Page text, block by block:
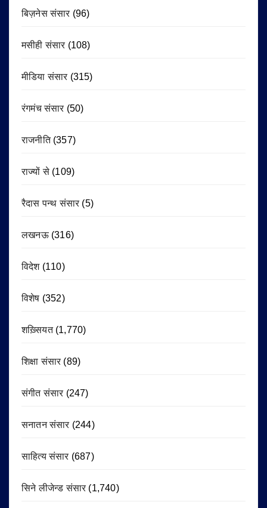
बिज़नेस संसार (96)
मसीही संसार (108)
मीडिया संसार (315)
रंगमंच संसार (50)
राजनीति(357)
राज्यों से (109)
रैदास पन्थ संसार (5)
लखनऊ(316)
विदेश(110)
विशेष (352)
शख़्सियत(1,770)
शिक्षा संसार (89)
संगीत संसार (247)
सनातन संसार (244)
साहित्य संसार (687)
सिने लीजेन्ड संसार (1,740)